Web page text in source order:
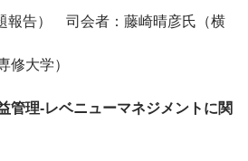
告） 司会者：藤崎晴彦氏（横
修大学）
管理-レベニューマネジメントに関